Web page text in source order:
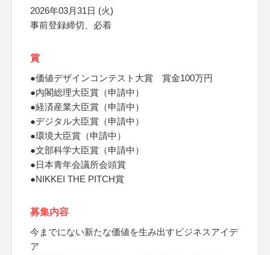
2026年03月31日 (火)
事前登録締切、必着
賞
●価値デザインコンテスト大賞 賞金100万円
●内閣総理大臣賞（申請中）
●経済産業大臣賞（申請中）
●デジタル大臣賞（申請中）
●環境大臣賞（申請中）
●文部科学大臣賞（申請中）
●日本青年会議所会頭賞
●NIKKEI THE PITCH賞
募集内容
今までにない新たな価値を生み出すビジネスアイデ
ア